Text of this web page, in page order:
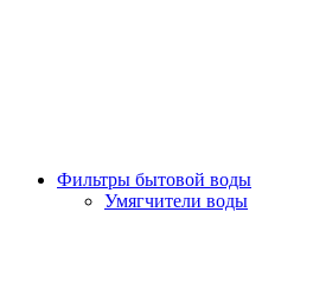
Фильтры бытовой воды
Умягчители воды